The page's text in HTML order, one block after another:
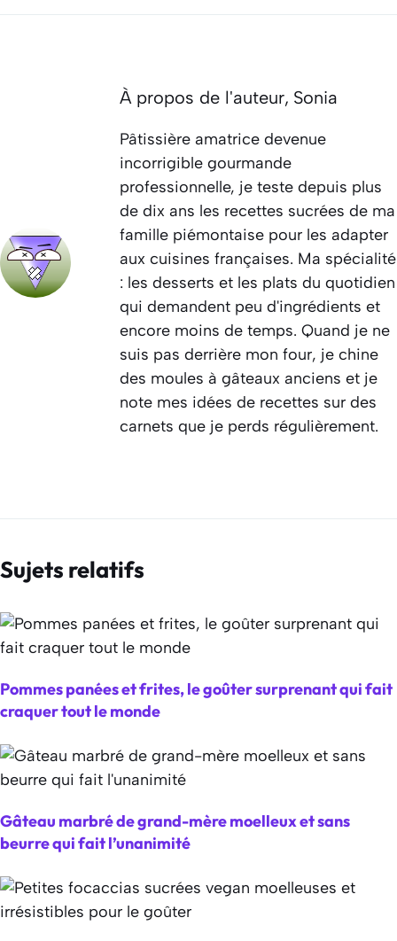
À propos de l'auteur, Sonia
Pâtissière amatrice devenue
incorrigible gourmande
professionnelle, je teste depuis plus
de dix ans les recettes sucrées de ma
famille piémontaise pour les adapter
aux cuisines françaises. Ma spécialité
: les desserts et les plats du quotidien
qui demandent peu d'ingrédients et
encore moins de temps. Quand je ne
suis pas derrière mon four, je chine
des moules à gâteaux anciens et je
note mes idées de recettes sur des
carnets que je perds régulièrement.
Sujets relatifs
Pommes panées et frites, le goûter surprenant qui fait
craquer tout le monde
Gâteau marbré de grand-mère moelleux et sans
beurre qui fait l’unanimité